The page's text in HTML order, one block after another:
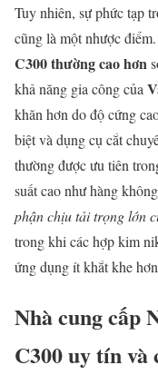
Tuy nhiên, sự phức tạp
cũng là một nhược điểm.
C300 thường cao hơn
khả năng gia công của
khăn hơn do độ cứng
biệt và dụng cụ cắt
thường được ưu tiên
suất cao như hàng
phận chịu tải trọng lớn
trong khi các hợp kim
ứng dụng ít khắt khe
Nhà cung cấp
C300 uy tín